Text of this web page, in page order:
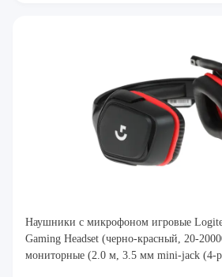
Наушники с микрофоном игровые
Gaming Headset (черно-красный, 20-
мониторные (2.0 м, 3.5 мм mini-jack (4-